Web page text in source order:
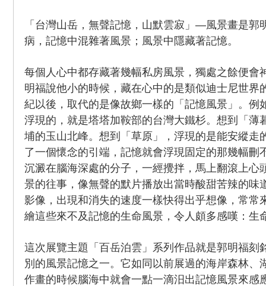
「台灣山岳，無聲記憶，山默雲寂」—風景畫是郭
病，記憶中混雜著風景；風景中隱藏著記憶。
每個人心中都存藏著幾幅私房風景，獨處之餘便會
明福說他小的時候，藏在心中的是類似迪士尼世界
紀以後，取代的是像故鄉一樣的「記憶風景」。例
浮現的，就是塔塔加鞍部的台灣大鐵杉。想到「薄
埔的玉山北峰。想到「草原」，浮現的是能安縱走
了一個懷念的引端，記憶就會浮現固定的那幾幅刪
沉澱在腦海深處的分子，一經攪拌，馬上翻滾上心
景的往事，像無聲的默片播放出當時酸甜苦辣的味
影像，出現和消失的速度一樣快得出乎想像，常常
繪這些來不及記憶的生命風景，令人頗多感嘆：生
這次展覽主題「百岳泊雲」系列作品就是郭明福刻
別的風景記憶之一。它如同以前展過的海岸森林、
作畫的時候腦海中就會一點一滴汨出記憶風景來感